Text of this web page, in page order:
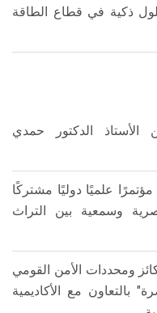
ذكية في قطاع الطاقة
الدكتور حمدي
مؤتمرًا علميًا دوليًا مشتركًا
وسمعية بين التراث
ومحددات الأمن القومي
بالتعاون مع الأكاديمية